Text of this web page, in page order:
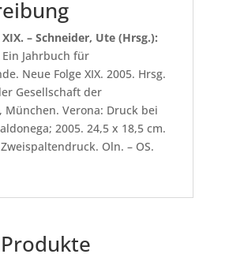
– Schneider, Ute (Hrsg.):
Jahrbuch für
Neue Folge XIX. 2005. Hrsg.
Gesellschaft der
München. Verona: Druck bei
2005. 24,5 x 18,5 cm.
Oln. – OS.